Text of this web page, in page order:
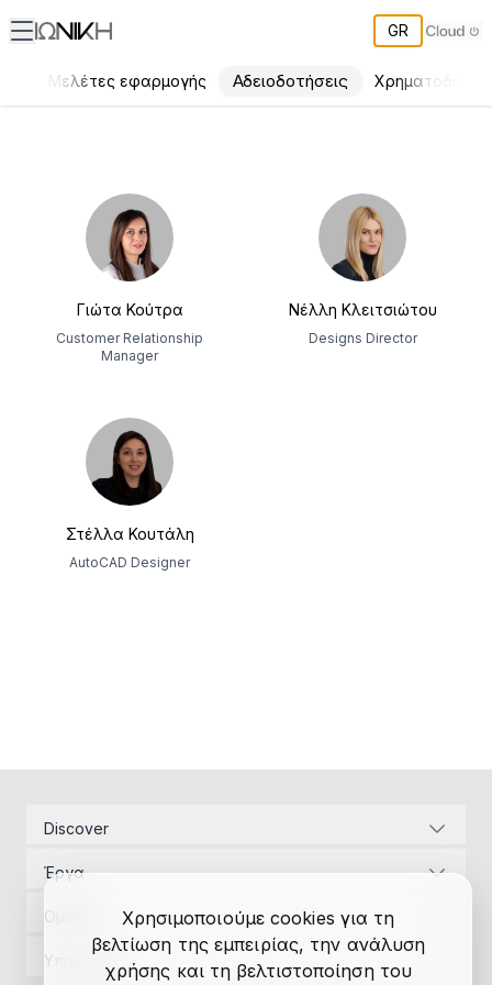
GR
Μελέτες εφαρμογής Αδειοδοτήσεις
Γιώτα Κούτρα
Customer Relationship
Manager
Νέλλη Κλειτσιώτου
Designs Director
Στέλλα Κουτάλη
AutoCAD Designer
Χρησιμοποιούμε cookies για τη
βελτίωση της εμπειρίας, την ανάλυση
χρήσης και τη βελτιστοποίηση του
Discover
Ενεργειακές υποδομές
Αναπτυξιακός Νόμος
Επικοινωνία
Έργα
Μελέτες εφαρμογής
Αδειοδοτήσεις
Ομάδα
Διαχείριση Έργων
Μελέτες εφαρμογής
Υπηρεσίες